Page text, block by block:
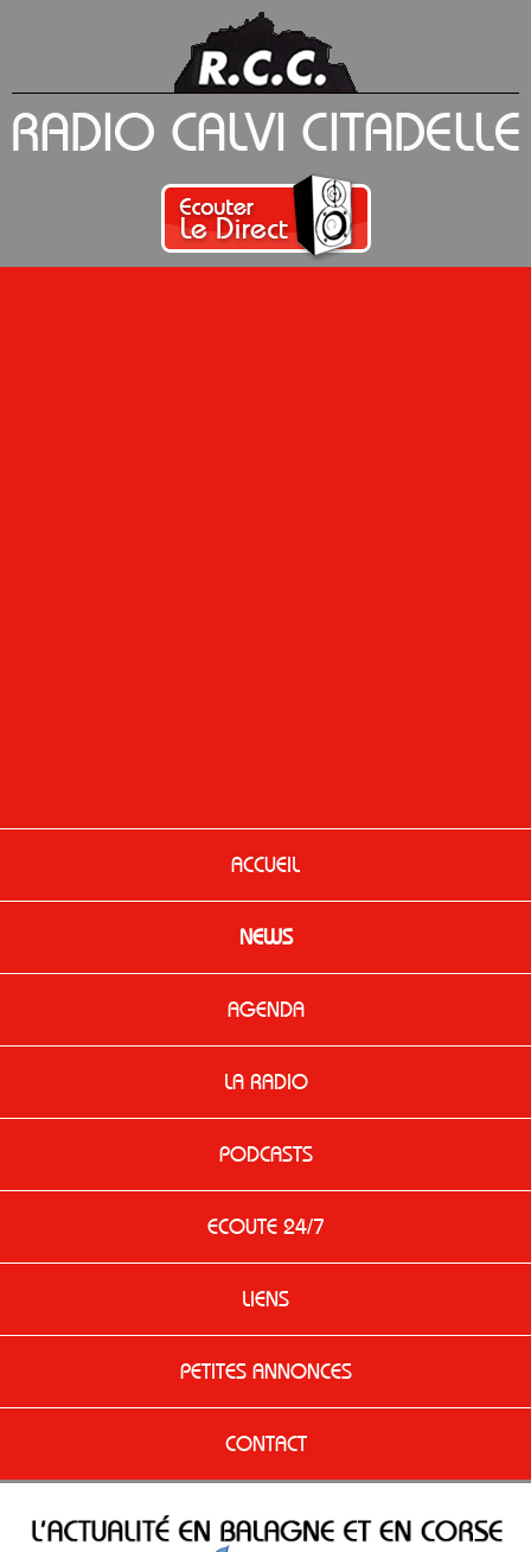
ACCUEIL
NEWS
AGENDA
LA RADIO
PODCASTS
ECOUTE 24/7
LIENS
PETITES ANNONCES
CONTACT